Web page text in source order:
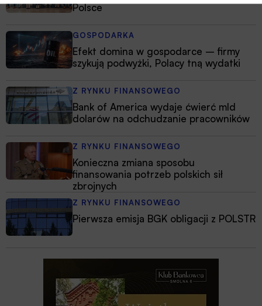
Polsce
GOSPODARKA
Efekt domina w gospodarce – firmy
szykują podwyżki, Polacy tną wydatki
Z RYNKU FINANSOWEGO
Bank of America wydaje ćwierć mld
dolarów na odchudzanie pracowników
Z RYNKU FINANSOWEGO
Konieczna zmiana sposobu
finansowania potrzeb polskich sił
zbrojnych
Z RYNKU FINANSOWEGO
Pierwsza emisja BGK obligacji z POLSTR